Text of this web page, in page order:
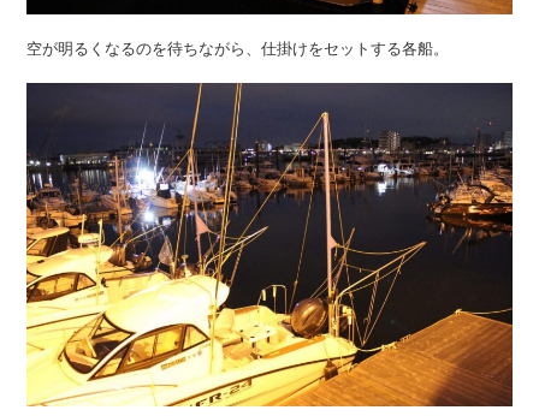
空が明るくなるのを待ちながら、仕掛けをセットする各船。